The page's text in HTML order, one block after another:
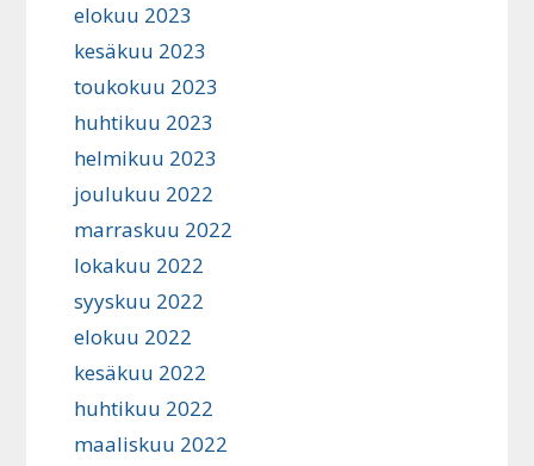
elokuu 2023
kesäkuu 2023
toukokuu 2023
huhtikuu 2023
helmikuu 2023
joulukuu 2022
marraskuu 2022
lokakuu 2022
syyskuu 2022
elokuu 2022
kesäkuu 2022
huhtikuu 2022
maaliskuu 2022